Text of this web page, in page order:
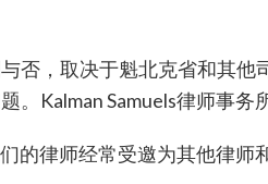
否，取决于魁北克省和其
Kalman Samuels律师事务
的律师经常受邀为其他律师